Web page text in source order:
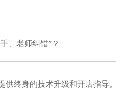
、老师纠错”？
供终身的技术升级和开店指导